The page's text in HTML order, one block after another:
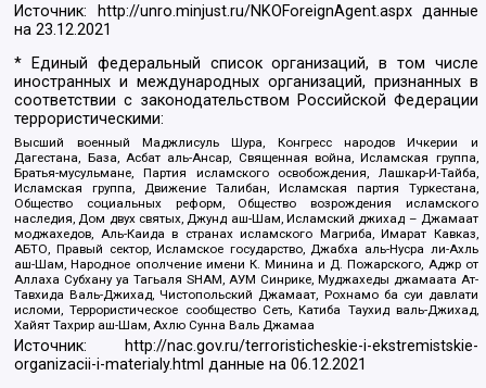
Источник: http://unro.minjust.ru/NKOForeignAgent.aspxданные
на23.12.2021
* Единый федеральный список организаций, в том числе
иностранных и международных организаций, признанных в
соответствии с законодательством Российской Федерации
террористическими:
Высший военный Маджлисуль Шура, Конгресс народов Ичкерии и
Дагестана, База, Асбат аль-Ансар, Священная война, Исламская группа,
Братья-мусульмане, Партия исламского освобождения, Лашкар-И-Тайба,
Исламская группа, Движение Талибан, Исламская партия Туркестана,
Общество социальных реформ, Общество возрождения исламского
наследия, Дом двух святых, Джунд аш-Шам, Исламский джихад – Джамаат
моджахедов, Аль-Каида в странах исламского Магриба, Имарат Кавказ,
АБТО, Правый сектор, Исламское государство, Джабха аль-Нусра ли-Ахль
аш-Шам, Народное ополчение имени К. Минина и Д. Пожарского, Аджр от
Аллаха Субхану уа Тагьаля SHAM, АУМ Синрике, Муджахеды джамаата Ат-
Тавхида Валь-Джихад, Чистопольский Джамаат, Рохнамо ба суи давлати
исломи, Террористическое сообщество Сеть, Катиба Таухид валь-Джихад,
Хайят Тахрир аш-Шам, Ахлю Сунна Валь Джамаа
Источник:
http://nac.gov.ru/terroristicheskie-i-ekstremistskie-
organizacii-i-materialy.html данные на06.12.2021